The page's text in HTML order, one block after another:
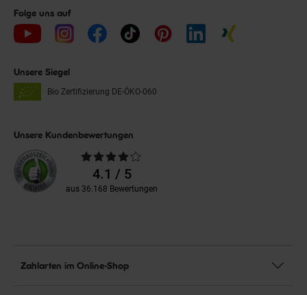
Folge uns auf
Unsere Siegel
Bio Zertifizierung DE-ÖKO-060
Unsere Kundenbewertungen
Durchschnittliche
Bewertungen4.1 / 5
aus 36.168 Bewertungen
Zahlarten im Online-Shop